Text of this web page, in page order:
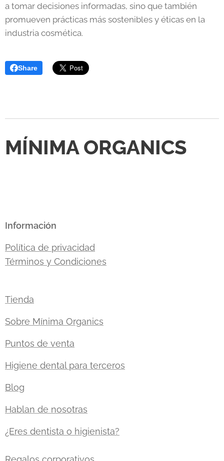
a tomar decisiones informadas, sino que también
promueven prácticas más sostenibles y éticas en la
industria cosmética.
Share
MÍNIMA ORGANICS
Información
Política de privacidad
Términos y Condiciones
Tienda
Sobre Mínima Organics
Puntos de venta
Higiene dental para terceros
Blog
Hablan de nosotras
¿Eres dentista o higienista?